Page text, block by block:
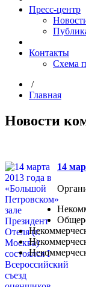
Пресс-центр
Контакты
Схема
/
Главная
Новости
14